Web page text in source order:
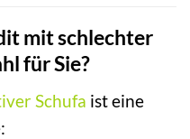
mit schlechter
für Sie?
Schufa ist eine